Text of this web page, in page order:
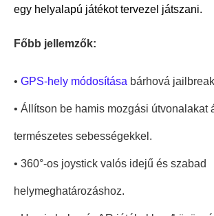
egy helyalapú játékot tervezel játszani.
Főbb jellemzők:
• GPS-hely módosítása bárhová
• Állítson be hamis mozgási útvonalakat
természetes sebességekkel.
• 360°-os joystick valós idejű és szabad
helymeghatározáshoz.